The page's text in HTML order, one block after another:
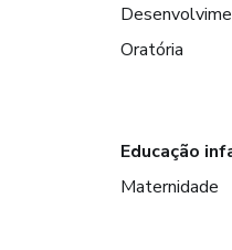
Oratória
Educação
Maternidade